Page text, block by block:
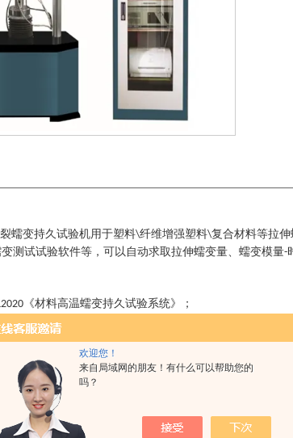
欢迎您！
来自局域网的朋友！有什么可以帮助您的
吗？
蠕变持久试验机用于塑料\纤维增强塑料\复合材料等拉
测试试验软件等，可以自动求取拉伸蠕变量、蠕变模量-
《材料高温蠕变持久试验系统》
；
2009《高温蠕变、持久强度试验机》 塑料蠕变性能
蠕变持久试验机主要技术规格参数：
FLEC304 FLEC504；
0-20KN，0-30KN ，0-50KN；
级；
1%-100%FS；
： ≦示值的±1%/
；